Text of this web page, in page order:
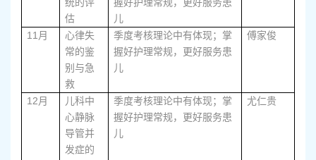
统的评
估
握好护理常规，更好服务患
儿
11月
心律失
常的鉴
别与急
救
季度考核理论中有体现；掌
握好护理常规，更好服务患
儿
傅家俊
12月
儿科中
心静脉
导管并
发症的
季度考核理论中有体现；掌
握好护理常规，更好服务患
儿
尤仁贵